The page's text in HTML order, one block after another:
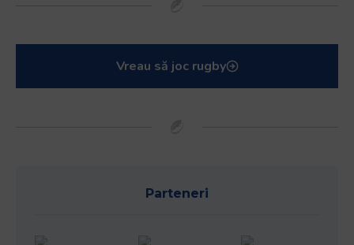
Vreau să joc rugby
Parteneri